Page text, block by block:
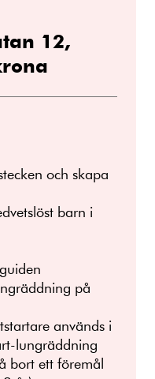
12,
och skapa
barn i
på
används i
lungräddning
bort ett föremål